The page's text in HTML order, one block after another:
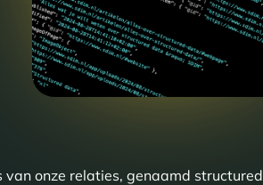
onze relaties, genaamd structured